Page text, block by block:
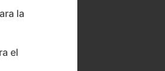
la
el